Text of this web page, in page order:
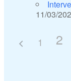
11/03/
1 2